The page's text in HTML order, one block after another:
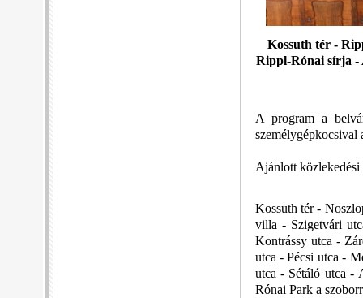
Kossuth tér -
Rippl-Rónai sírja
A program a
személygépkocsival
Ajánlott
Kossuth tér -
villa - Szigetvári
Kontrássy utca -
utca - Pécsi utca -
utca - Sétáló utca -
Rónai Park a